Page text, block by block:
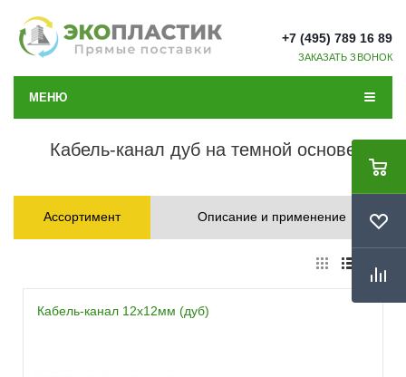
+7 (495) 789 16 89
ЗАКАЗАТЬ ЗВОНОК
МЕНЮ
Кабель-канал дуб на темной основе
Ассортимент Описание и применение
Кабель-канал 12х12мм (дуб)